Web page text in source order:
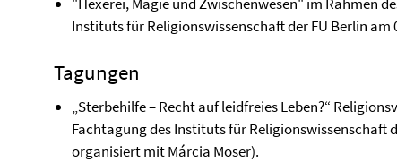
Instituts für Religionswissenschaft der FU Berlin am
Tagungen
„Sterbehilfe – Recht auf leidfreies Leben?“
Fachtagung des Instituts für Religionswissenschaft
organisiert mit Márcia Moser).